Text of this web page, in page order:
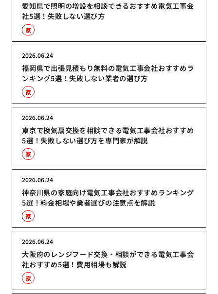
愛知県で照明の増設を相談できるおすすめ電気工事会
社5選！失敗しない選び方
家
福岡県で出張見積もり無料の電気工事会社おすすめラ
ンキング5選！失敗しない業者の選び方
2026.06.24
家
東京で換気扇交換を相談できる電気工事会社おすすめ
5選！失敗しない選び方を専門家が解説
2026.06.24
家
神奈川県の家庭向け電気工事会社おすすめランキング
5選！料金相場や業者選びの注意点を解説
2026.06.24
家
大阪府のレンジフード交換・相談ができる電気工事会
社おすすめ5選！費用相場も解説
2026.06.24
家